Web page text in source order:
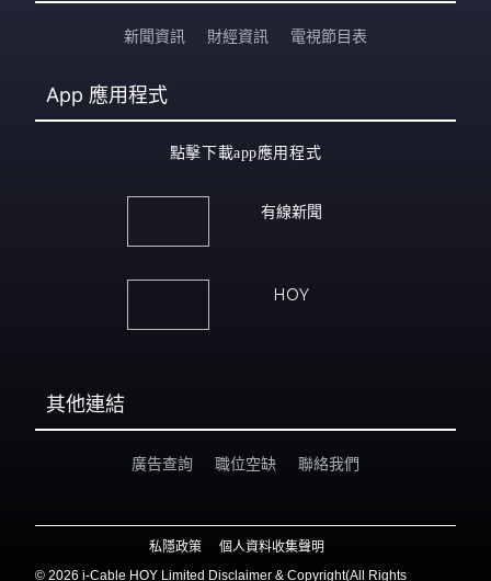
新聞資訊 財經資訊 電視節目表
App 應用程式
點擊下載app應用程式
有線新聞
HOY
其他連結
廣告查詢 職位空缺 聯絡我們
私隱政策
個人資料收集聲明
© 2026 i-Cable HOY Limited Disclaimer & Copyright(All Rights